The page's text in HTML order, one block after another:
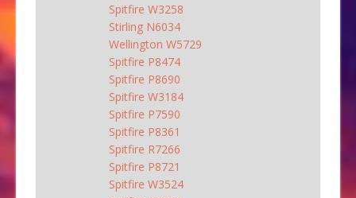
Spitfire W3258
Stirling N6034
Wellington W5729
Spitfire P8474
Spitfire P8690
Spitfire W3184
Spitfire P7590
Spitfire P8361
Spitfire R7266
Spitfire P8721
Spitfire W3524